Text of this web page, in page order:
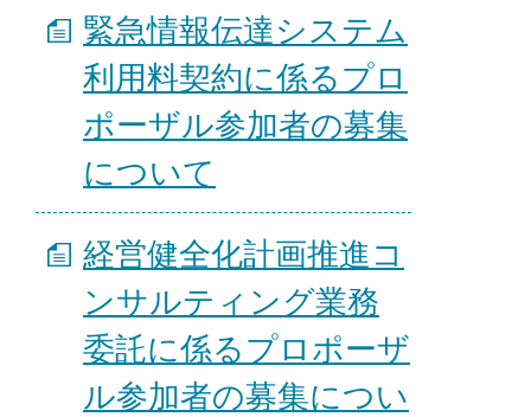
緊急情報伝達システム
利用料契約に係るプロ
ポーザル参加者の募集
について
経営健全化計画推進コ
ンサルティング業務
委託に係るプロポーザ
ル参加者の募集につい